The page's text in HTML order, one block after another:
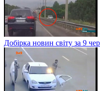
Добірка новин світу за 9